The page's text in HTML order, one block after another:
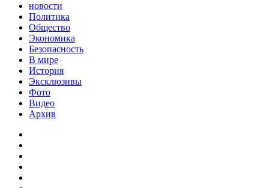
новости
Политика
Общество
Экономика
Безопасность
В мире
История
Эксклюзивы
Фото
Видео
Архив